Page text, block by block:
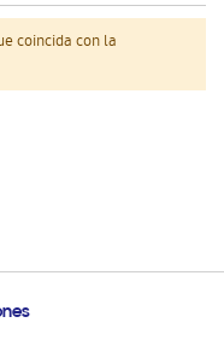
coincida con la